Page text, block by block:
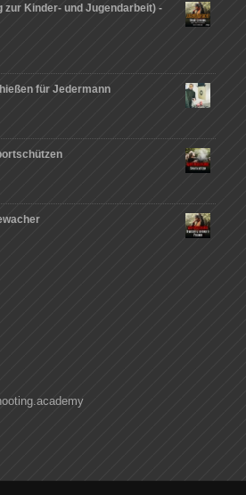
zur Kinder- und Jugendarbeit) -
für Jedermann